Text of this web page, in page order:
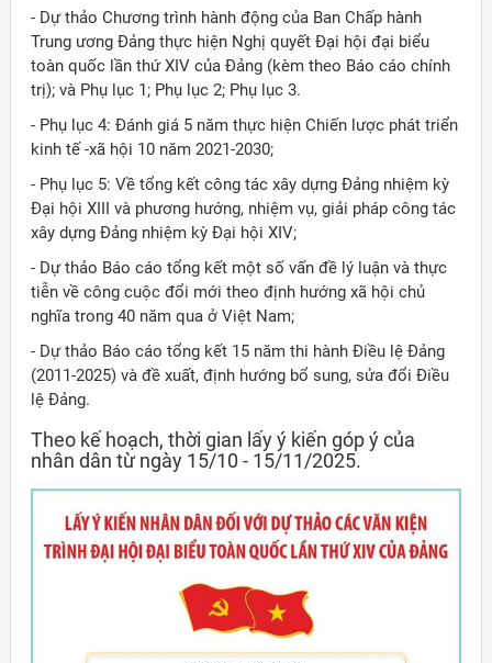
- Dự thảo Chương trình hành động của Ban Chấp hành
Trung ương Đảng thực hiện Nghị quyết Đại hội đại biểu
toàn quốc lần thứ XIV của Đảng (kèm theo Báo cáo chính
trị); và Phụ lục 1; Phụ lục 2; Phụ lục 3.
- Phụ lục 4: Đánh giá 5 năm thực hiện Chiến lược phát triển
kinh tế -xã hội 10 năm 2021-2030;
- Phụ lục 5: Về tổng kết công tác xây dựng Đảng nhiệm kỳ
Đại hội XIII và phương hướng, nhiệm vụ, giải pháp công tác
xây dựng Đảng nhiệm kỳ Đại hội XIV;
- Dự thảo Báo cáo tổng kết một số vấn đề lý luận và thực
tiễn về công cuộc đổi mới theo định hướng xã hội chủ
nghĩa trong 40 năm qua ở Việt Nam;
- Dự thảo Báo cáo tổng kết 15 năm thi hành Điều lệ Đảng
(2011-2025) và đề xuất, định hướng bổ sung, sửa đổi Điều
lệ Đảng.
Theo kế hoạch, thời gian lấy ý kiến góp ý của
nhân dân từ ngày 15/10 - 15/11/2025.